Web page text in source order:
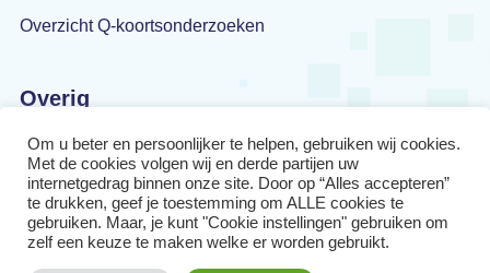
Overzicht Q-koortsonderzoeken
Overig
Privacyverklaring
Disclaimer
Cookiebeleid
Om u beter en persoonlijker te helpen, gebruiken wij cookies.
Met de cookies volgen wij en derde partijen uw
internetgedrag binnen onze site. Door op “Alles accepteren”
te drukken, geef je toestemming om ALLE cookies te
gebruiken. Maar, je kunt "Cookie instellingen" gebruiken om
zelf een keuze te maken welke er worden gebruikt.